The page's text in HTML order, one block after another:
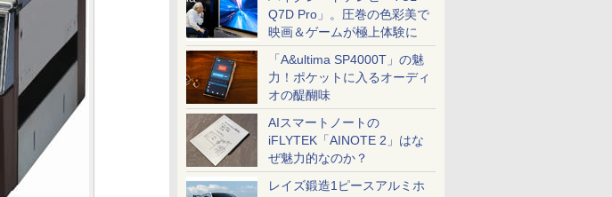
Q7D Pro」。圧巻の色彩美で
映画＆ゲームが極上体験に
「A&ultima SP4000T」の魅
力！ポケットに入るオーディ
オの醍醐味
AIスマートノートの
iFLYTEK「AINOTE 2」はな
ぜ魅力的なのか？
レイズ鍛造1ピースアルミホ